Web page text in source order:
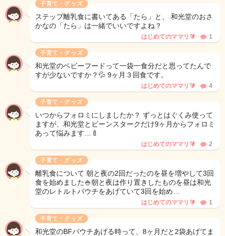
子育て・グッズ
ステップ離乳食に書いてある「たら」と、 和光堂のおさ
かなの「たら」は一緒でいいですよね？
はじめてのママリ🔰 1
子育て・グッズ
和光堂のベビーフードって一袋一食分だと思ってたんで
すが少ないですか？💦 9ヶ月３回食です。
はじめてのママリ🔰 4
子育て・グッズ
いつからフォロミにしましたか？ ずっとはぐくみ使って
ますが、和光堂とビーンスタークだけ9ヶ月からフォロミ
あって悩みます…🍼
はじめてのママリ🔰 2
子育て・グッズ
離乳食について 朝と夜の2回だったのを昼を増やして3回
食を始めました🍚朝と夜は作り置きしたものを昼は和光
堂のレトルトパウチをあげていて3回を始め…
はじめてのママリ🔰 1
子育て・グッズ
和光堂のBFパウチあげる時って、8ヶ月だと2袋あげてま